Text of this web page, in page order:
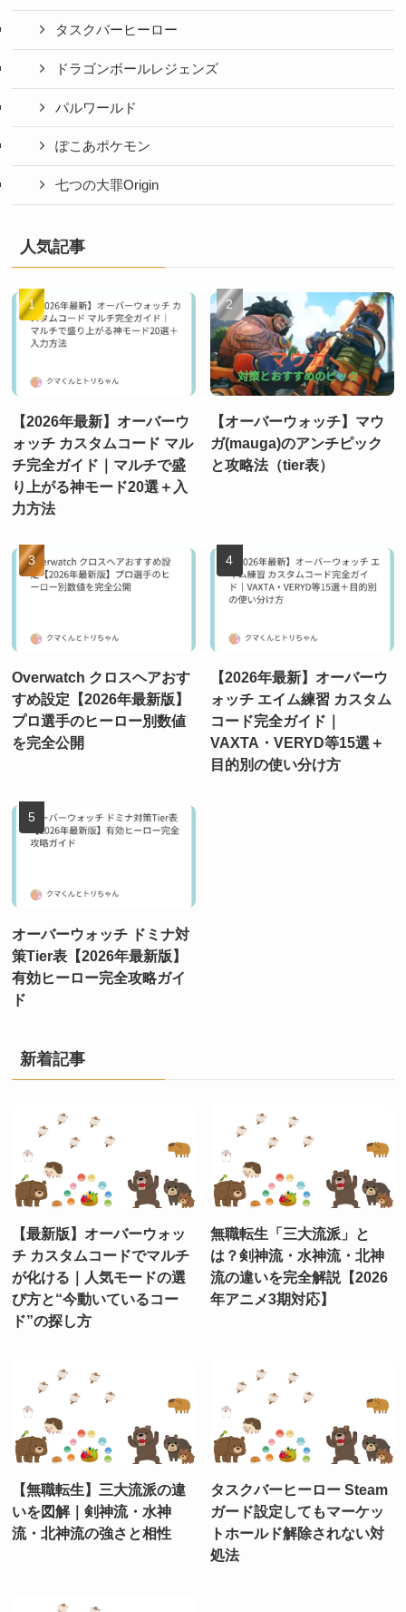
タスクバーヒーロー
ドラゴンボールレジェンズ
パルワールド
ぽこあポケモン
七つの大罪Origin
人気記事
【2026年最新】オーバーウ
ォッチ カスタムコード マル
チ完全ガイド｜マルチで盛
り上がる神モード20選＋入
力方法
【オーバーウォッチ】マウ
ガ(mauga)のアンチピック
と攻略法（tier表）
Overwatch クロスヘアおす
すめ設定【2026年最新版】
プロ選手のヒーロー別数値
を完全公開
【2026年最新】オーバーウ
ォッチ エイム練習 カスタム
コード完全ガイド｜
VAXTA・VERYD等15選＋
目的別の使い分け方
オーバーウォッチ ドミナ対
策Tier表【2026年最新版】
有効ヒーロー完全攻略ガイ
ド
新着記事
【最新版】オーバーウォッ
チ カスタムコードでマルチ
が化ける｜人気モードの選
び方と“今動いているコー
ド”の探し方
無職転生「三大流派」と
は？剣神流・水神流・北神
流の違いを完全解説【2026
年アニメ3期対応】
【無職転生】三大流派の違
いを図解｜剣神流・水神
流・北神流の強さと相性
タスクバーヒーロー Steam
ガード設定してもマーケッ
トホールド解除されない対
処法